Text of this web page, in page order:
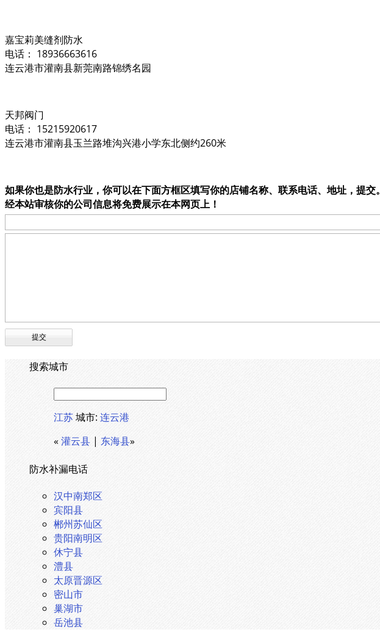
嘉宝莉美缝剂防水
电话： 18936663616
连云港市灌南县新莞南路锦绣名园
天邦阀门
电话： 15215920617
连云港市灌南县玉兰路堆沟兴港小学东北侧约260米
如果你也是防水行业，你可以在下面方框区填写你的店铺名称、联系电话、地址，提交。
经本站审核你的公司信息将免费展示在本网页上！
搜索城市
江苏城市: 连云港
«灌云县 | 东海县»
防水补漏电话
汉中南郑区
宾阳县
郴州苏仙区
贵阳南明区
休宁县
澧县
太原晋源区
密山市
巢湖市
岳池县